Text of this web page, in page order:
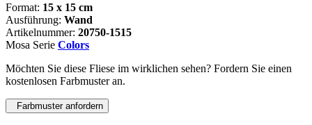
Format: 15 x 15 cm
Ausführung: Wand
Artikelnummer: 20750-1515
Mosa Serie Colors
Möchten Sie diese Fliese im wirklichen sehen? Fordern Sie einen
kostenlosen Farbmuster an.
Farbmuster anfordern